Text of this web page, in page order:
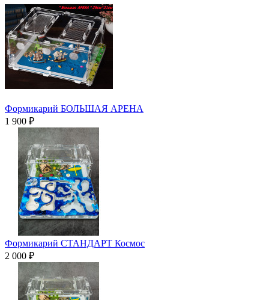
Формикарий БОЛЬШАЯ АРЕНА
1 900 ₽
Формикарий СТАНДАРТ Космос
2 000 ₽